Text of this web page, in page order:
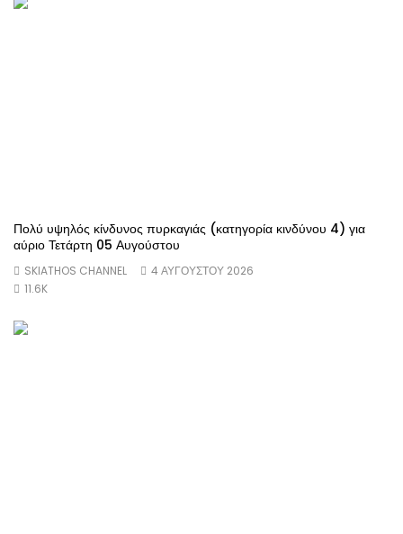
Πολύ υψηλός κίνδυνος πυρκαγιάς (κατηγορία κινδύνου 4) για
αύριο Τετάρτη 05 Αυγούστου
SKIATHOS CHANNEL
4 ΑΥΓΟΥΣΤΟΥ 2026
11.6K